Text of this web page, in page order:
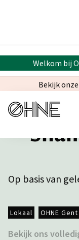
Welkom bij
Bekijk
Op basis van
Lokaal OHNE Gent
Bekijk ons